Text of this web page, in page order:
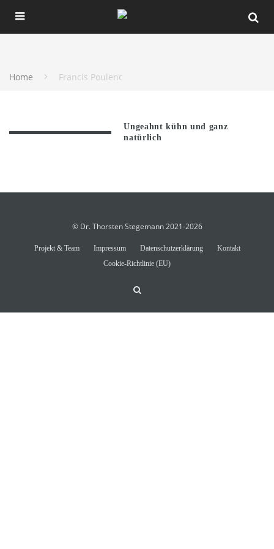
Home Francis Poulenc
Ungeahnt kühn und ganz
natürlich
© Dr. Thorsten Stegemann 2021-2026
Projekt & Team Impressum Datenschutzerklärung
Kontakt
Cookie-Richtlinie (EU)